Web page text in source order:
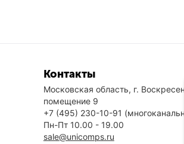
Контакты
Московская область, г.
помещение 9
+7 (495) 230-10-91
Пн-Пт 10.00 - 19.00
sale@unicomps.ru